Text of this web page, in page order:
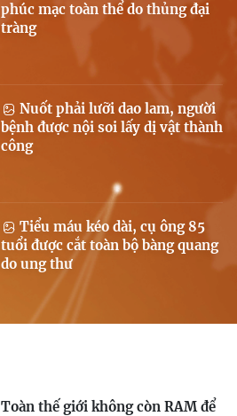
phúc mạc toàn thể do thủng đại
tràng
Nuốt phải lưỡi dao lam, người
bệnh được nội soi lấy dị vật thành
công
Tiểu máu kéo dài, cụ ông 85
tuổi được cắt toàn bộ bàng quang
do ung thư
Toàn thế giới không còn RAM để